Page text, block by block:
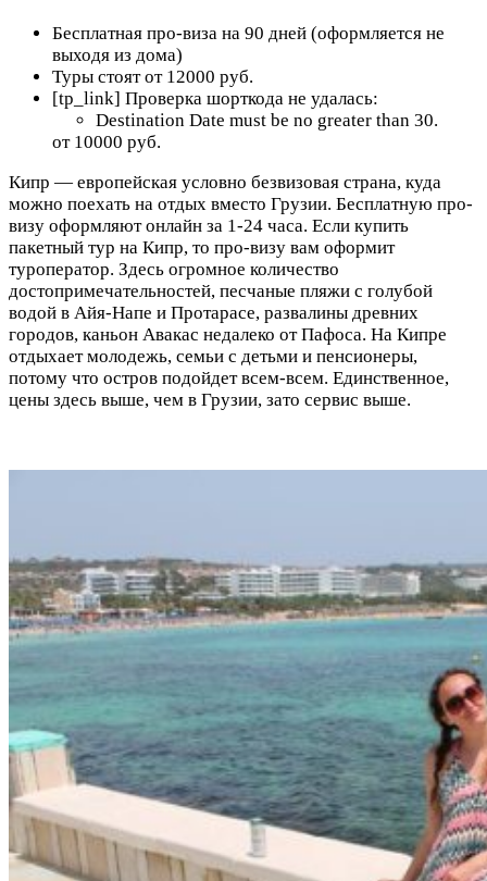
Бесплатная про-виза на 90 дней (оформляется не
выходя из дома)
Туры стоят от 12000 руб.
[tp_link] Проверка шорткода не удалась:
Destination Date must be no greater than 30.
от 10000 руб.
Кипр — европейская условно безвизовая страна, куда
можно поехать на отдых вместо Грузии. Бесплатную про-
визу оформляют онлайн за 1-24 часа. Если купить
пакетный тур на Кипр, то про-визу вам оформит
туроператор. Здесь огромное количество
достопримечательностей, песчаные пляжи с голубой
водой в Айя-Напе и Протарасе, развалины древних
городов, каньон Авакас недалеко от Пафоса. На Кипре
отдыхает молодежь, семьи с детьми и пенсионеры,
потому что остров подойдет всем-всем. Единственное,
цены здесь выше, чем в Грузии, зато сервис выше.